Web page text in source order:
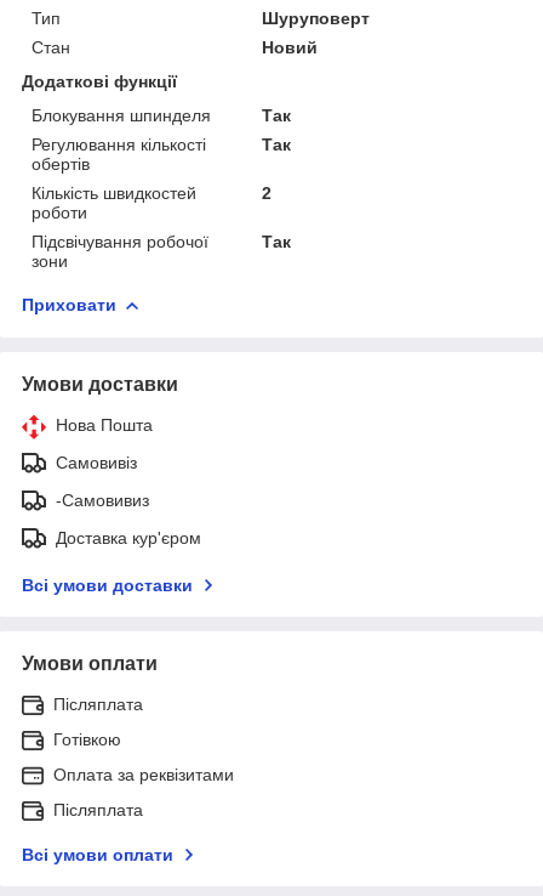
Тип
Шуруповерт
Стан
Новий
Додаткові функції
Блокування шпинделя
Так
Регулювання кількості
обертів
Так
Кількість швидкостей
роботи
2
Підсвічування робочої
зони
Так
Приховати
Умови доставки
Нова Пошта
Самовивіз
-Самовивиз
Доставка кур'єром
Всі умови доставки
Умови оплати
Післяплата
Готівкою
Оплата за реквізитами
Післяплата
Всі умови оплати